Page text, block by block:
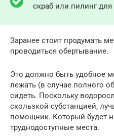
скраб или пилинг для
Заранее стоит продумать
проводиться обертывание.
Это должно быть удобное
лежать (в случае полного
сидеть. Поскольку
скользкой субстанцией,
помощник. Который будет
труднодоступные места.